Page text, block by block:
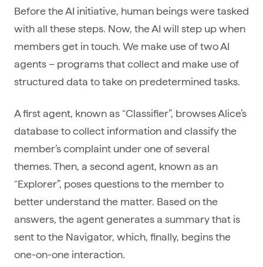
Before the AI initiative, human beings were tasked
with all these steps. Now, the AI will step up when
members get in touch. We make use of two AI
agents – programs that collect and make use of
structured data to take on predetermined tasks.
A first agent, known as “Classifier”, browses Alice’s
database to collect information and classify the
member’s complaint under one of several
themes. Then, a second agent, known as an
“Explorer”, poses questions to the member to
better understand the matter. Based on the
answers, the agent generates a summary that is
sent to the Navigator, which, finally, begins the
one-on-one interaction.